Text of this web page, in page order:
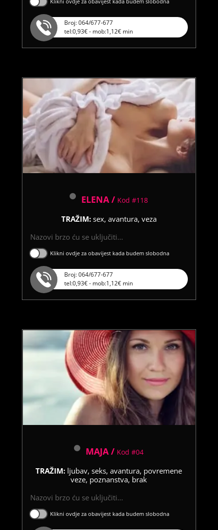
Broj: 064/677-677
tel:0,93€ - mob:1,12€ min
ELENA / Kod #118
TRAŽIM: sex, avantura, veza
Nazovi brzo ću se uključiti...
Klikni ovdje za obavijest kada budem slobodna
Broj: 064/677-677
tel:0,93€ - mob:1,12€ min
MAJA / Kod #04
TRAŽIM: ljubav, seks, avantura, povremene
veze, poznanstva, brak
Nazovi brzo ću se uključiti...
Klikni ovdje za obavijest kada budem slobodna